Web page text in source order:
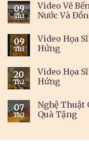
09
Th3
Video Vẽ
Nước Và
09
Th3
Video Họa
Hứng
20
Th2
Video Họa
Hứng
07
Th2
Nghệ Thuật
Quà Tặng